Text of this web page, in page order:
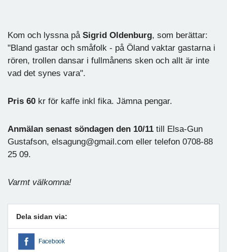
Kom och lyssna på Sigrid Oldenburg, som berättar:
"Bland gastar och småfolk - på Öland vaktar gastarna i
rören, trollen dansar i fullmånens sken och allt är inte
vad det synes vara".
Pris 60 kr för kaffe inkl fika. Jämna pengar.
Anmälan senast söndagen den 10/11 till Elsa-Gun
Gustafson, elsagung@gmail.com eller telefon 0708-88
25 09.
Varmt välkomna!
Dela sidan via:
Facebook